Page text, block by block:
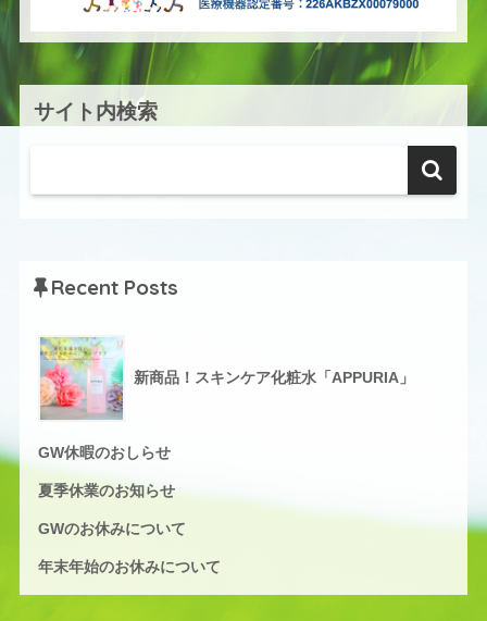
サイト内検索
Recent Posts
新商品！スキンケア化粧水「APPURIA」
GW休暇のおしらせ
夏季休業のお知らせ
GWのお休みについて
年末年始のお休みについて